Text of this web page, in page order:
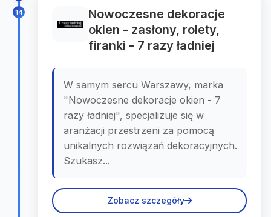
14
Nowoczesne dekoracje
okien - zasłony, rolety,
firanki - 7 razy ładniej
W samym sercu Warszawy, marka
"Nowoczesne dekoracje okien - 7
razy ładniej", specjalizuje się w
aranżacji przestrzeni za pomocą
unikalnych rozwiązań dekoracyjnych.
Szukasz...
Zobacz szczegóły